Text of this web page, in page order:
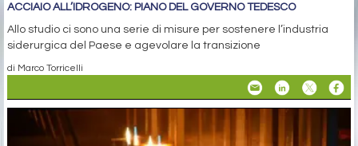
ACCIAIO ALL’IDROGENO: PIANO DEL GOVERNO TEDESCO
Allo studio ci sono una serie di misure per sostenere l’industria
siderurgica del Paese e agevolare la transizione
di Marco Torricelli